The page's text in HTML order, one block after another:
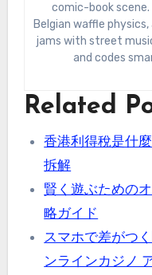
comic-book scene.
Belgian waffle
jams with street
and codes
Related
香港利得稅是什
拆解
賢く遊ぶための
略ガイド
スマホで差がつ
ンラインカジノ